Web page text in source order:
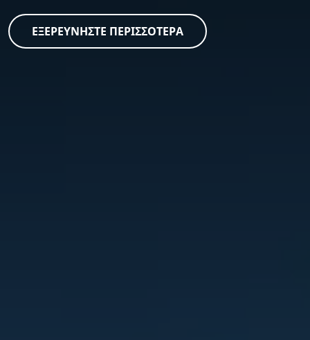
ΕΞΕΡΕΥΝΉΣΤΕ ΠΕΡΙΣΣΌΤΕΡΑ